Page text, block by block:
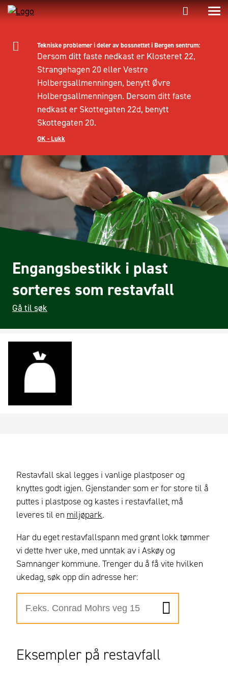
Tekniske problemer i deler av bossnettet i Bergen sentrum:
Dersom ditt faste nedkast er Klosteret 22,
Strangehagen 20 eller Vestre
Holbergsallmenningen, benytt Øvre
Holbergsallmenningen. Dersom ditt faste
nedkast er Skottegaten 22d, benytt
Skottegaten 20.
OK - Lukk
Engangsbestikk i plast
sorteres som restavfall
Gå til søk
Restavfall skal legges i vanlige plastposer og
knyttes godt igjen. Gjenstander som er for store til å
puttes i plastpose og kastes i restavfallet, må
leveres til en miljøpark.
Har du eget restavfallspann med grønt lokk tømmer
vi dette hver uke, med unntak av i Askøy og
Samnanger kommune. Trenger du å få vite hvilken
ukedag, søk opp din adresse her:
Eksempler på restavfall